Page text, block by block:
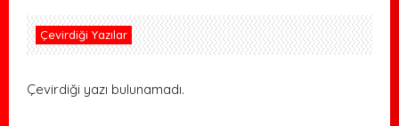
Çevirdiği Yazılar
Çevirdiği yazı bulunamadı.